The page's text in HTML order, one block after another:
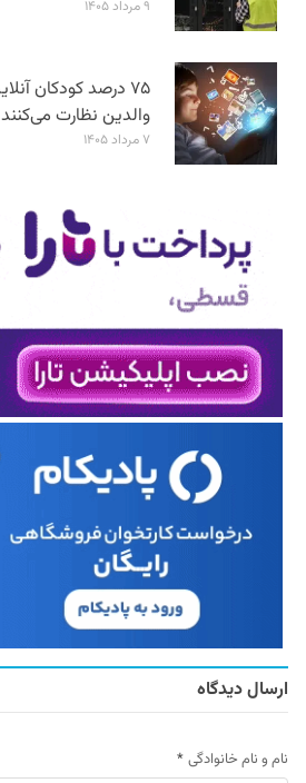
۹ مرداد ۱۴۰۵
والدین نظارت می‌کنند
۷ مرداد ۱۴۰۵
ارسال دیدگاه
نام و نام خانوادگی *